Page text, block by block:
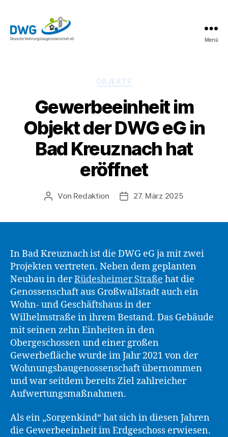
Menü
Kategorien
OBJEKTE
Gewerbeeinheit im
Objekt der DWG eG in
Bad Kreuznach hat
eröffnet
Beitragsautor
Von Redaktion Beitragsdatum
27. März 2025
In Bad Kreuznach ist die DWG eG ja mit zwei
Projekten vertreten. Neben dem geplanten
Neubau in derRüdesheimer Straße hat die
Genossenschaft aus Großwallstadt auch ein
Wohn- und Geschäftshaus in der
Wilhelmstraße in ihrem Bestand. Das Gebäude
mit seinen zehn Einheiten in den
Obergeschossen und einer großen
Gewerbefläche wurde im Jahr 2021 von der
Wohnungsbaugenossenschaft übernommen
und war seitdem bereits Ziel zahlreicher
Aufwertungsmaßnahmen.
Als ein „Sorgenkind“ hat sich in diesen Jahren
die Gewerbeeinheit im Erdgeschoss erwiesen.